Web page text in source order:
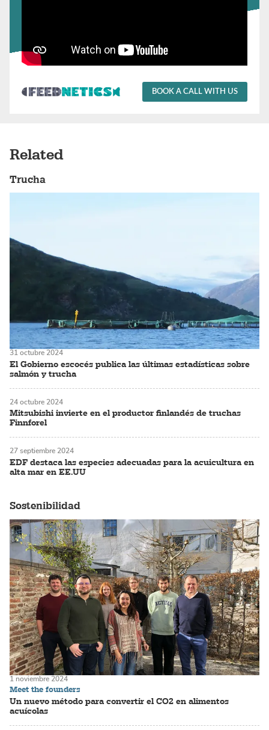
BOOK A CALL WITH US
Related
Trucha
El Gobierno escocés publica las últimas estadísticas sobre
salmón y trucha
31 octubre 2024
Mitsubishi invierte en el productor finlandés de truchas
Finnforel
24 octubre 2024
EDF destaca las especies adecuadas para la acuicultura en
alta mar en EE.UU
27 septiembre 2024
Sostenibilidad
Meet the founders
Un nuevo método para convertir el CO2 en alimentos
acuícolas
1 noviembre 2024